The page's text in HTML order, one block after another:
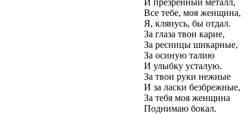
Все тебе, моя женщина,
Я, клянусь, бы отдал.
За глаза твои карие,
За ресницы шикарные,
За осиную талию
И улыбку усталую.
За твои руки нежные
И за ласки безбрежные,
За тебя моя женщина
Поднимаю бокал.